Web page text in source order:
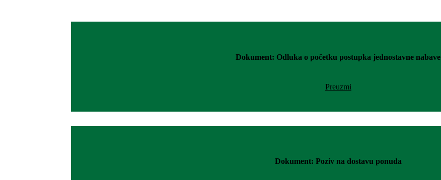
Dokument: Odluka o početku postupka jednostavne nabave
Preuzmi
Dokument: Poziv na dostavu ponuda